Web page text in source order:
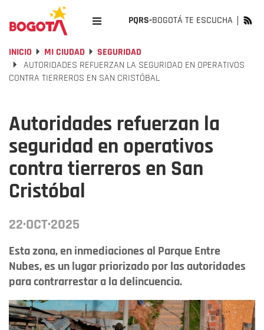
PQRS-BOGOTÁ TE ESCUCHA
INICIO MI CIUDAD
SEGURIDAD
AUTORIDADES REFUERZAN LA SEGURIDAD EN OPERATIVOS
CONTRA TIERREROS EN SAN CRISTÓBAL
Autoridades refuerzan la
seguridad en operativos
contra tierreros en San
Cristóbal
22·OCT·2025
Esta zona, en inmediaciones al Parque Entre
Nubes, es un lugar priorizado por las autoridades
para contrarrestar a la delincuencia.